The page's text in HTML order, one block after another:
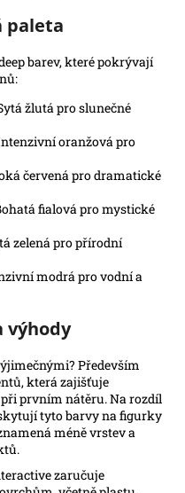
paleta
barev, které pokrývají
žlutá pro slunečné
oranžová pro
červená pro dramatické
fialová pro mystické
zelená pro přírodní
modrá pro vodní a
výhody
Především
která zajišťuje
prvním nátěru. Na rozdíl
tyto barvy na figurky
méně vrstev a
zaručuje